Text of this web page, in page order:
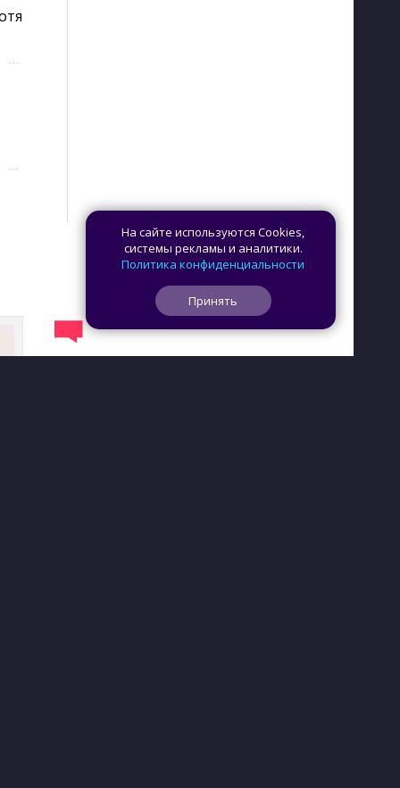
···
···
На сайте используются Cookies,
системы рекламы и аналитики.
Политика конфиденциальности
Принять